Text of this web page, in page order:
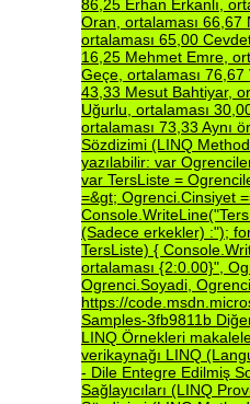
86,25 Erhan Erkanlı,
Oran, ortalaması 66,67
ortalaması 65,00
16,25 Mehmet Emre,
Geçe, ortalaması 76,67
43,33 Mesut Bahtiyar,
Uğurlu, ortalaması
ortalaması 73,33 Aynı
Sözdizimi (LINQ Method
yazılabilir: var
var TersListe =
=&gt; Ogrenci.Cinsiyet
Console.WriteLine("Ters
(Sadece erkekler) :");
TersListe) {
ortalaması {2:0.00}",
Ogrenci.Soyadi,
https://
Samples-3fb9811b
LINQ Örnekleri
verikaynağı LINQ
- Dile Entegre Edilmiş
Sağlayıcıları (LINQ